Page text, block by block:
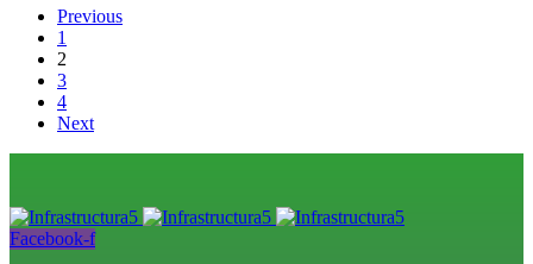
Previous
1
2
3
4
Next
Facebook-f